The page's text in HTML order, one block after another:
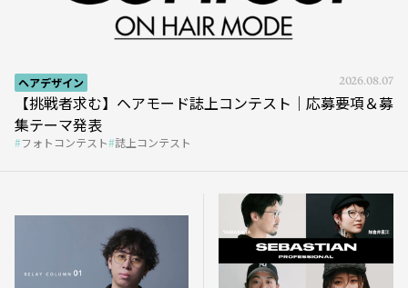
【挑戦者求む】ヘアモード誌上コンテスト｜応募要項＆募
集テーマ発表
フォトコンテスト